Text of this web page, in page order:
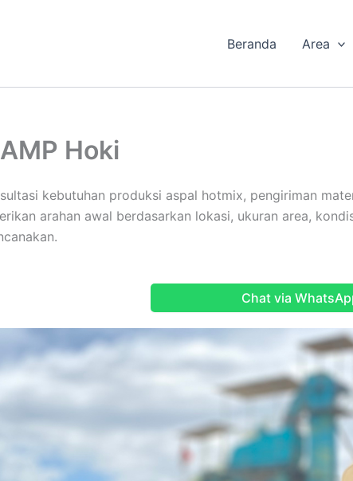
Beranda Area
Hoki
kebutuhan produksi aspal hotmix, pengiriman
arahan awal berdasarkan lokasi, ukuran area,
Chat via